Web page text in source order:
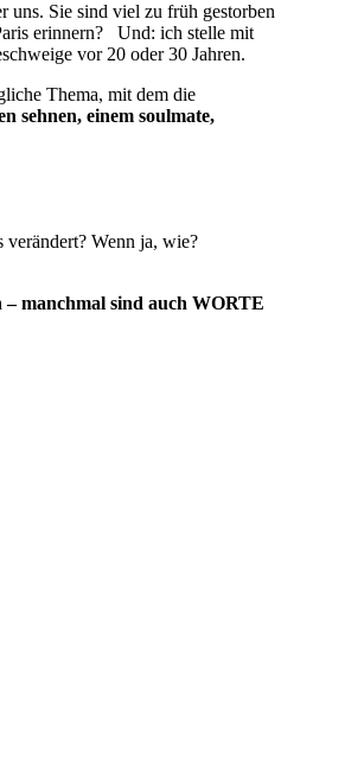
uns. Sie sind viel zu früh gestorben
erinnern? Und: ich stelle mit
vor 20 oder 30 Jahren.
Thema, mit dem die
sehnen, einem soulmate,
Wenn ja, wie?
– manchmal sind auch WORTE